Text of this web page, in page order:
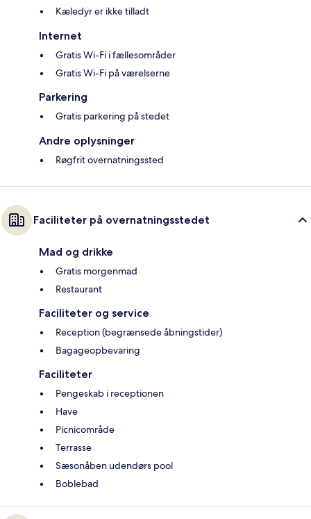
Kæledyr er ikke tilladt
Internet
Gratis Wi-Fi i fællesområder
Gratis Wi-Fi på værelserne
Parkering
Gratis parkering på stedet
Andre oplysninger
Røgfrit overnatningssted
Faciliteter på overnatningsstedet
Mad og drikke
Gratis morgenmad
Restaurant
Faciliteter og service
Reception (begrænsede åbningstider)
Bagageopbevaring
Faciliteter
Pengeskab i receptionen
Have
Picnicområde
Terrasse
Sæsonåben udendørs pool
Boblebad